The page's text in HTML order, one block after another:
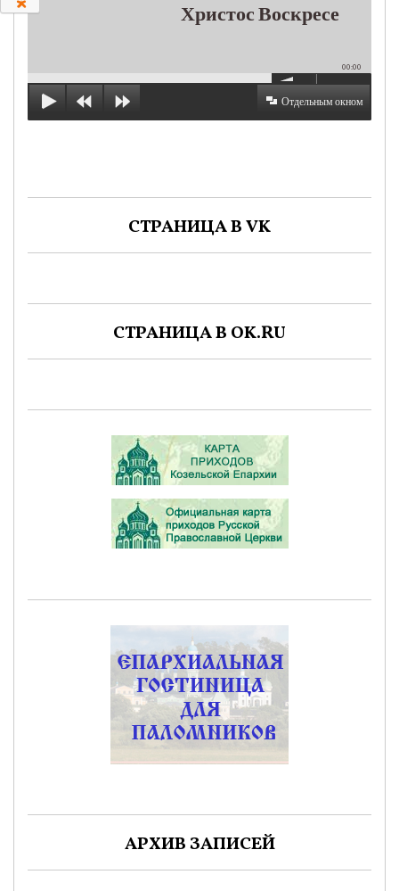
Христос Воскресе
00:00
Отдельным окном
СТРАНИЦА В VK
СТРАНИЦА В OK.RU
АРХИВ ЗАПИСЕЙ